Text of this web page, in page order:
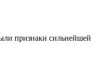
признаки сильнейшей